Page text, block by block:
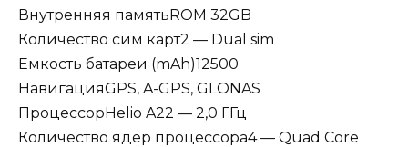
Внутренняя памятьROM 32GB
Количество сим карт2 — Dual sim
Емкость батареи (mAh)12500
НавигацияGPS, A-GPS, GLONAS
ПроцессорHelio A22 — 2,0 ГГц
Количество ядер процессора4 — Quad Core